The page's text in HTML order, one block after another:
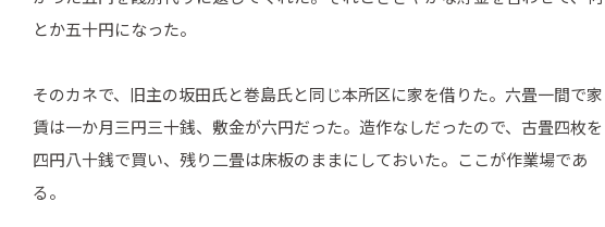
とか五十円になった。
そのカネで、旧主の坂田氏と巻島氏と同じ本所区に家を借りた。六畳一間で家
賃は一か月三円三十銭、敷金が六円だった。造作なしだったので、古畳四枚を
四円八十銭で買い、残り二畳は床板のままにしておいた。ここが作業場であ
る。